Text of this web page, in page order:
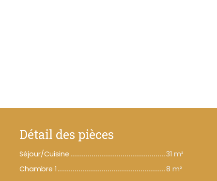
Détail des pièces
Séjour/Cuisine
31 m²
Chambre 1
8 m²